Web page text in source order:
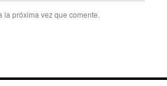
próxima vez que comente.